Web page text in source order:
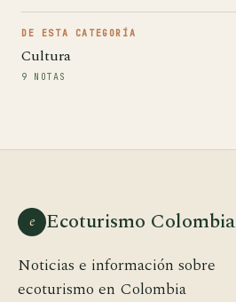
DE ESTA CATEGORÍA
Cultura
9 NOTAS
e Ecoturismo Colombia
Noticias e información sobre
ecoturismo en Colombia